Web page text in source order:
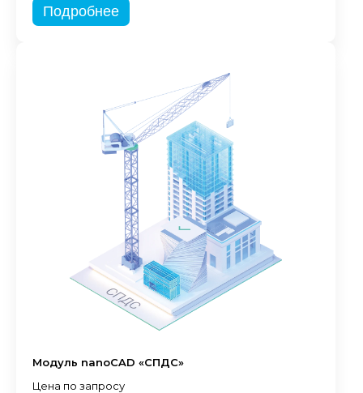
Подробнее
Модуль nanoCAD «СПДС»
Цена по запросу